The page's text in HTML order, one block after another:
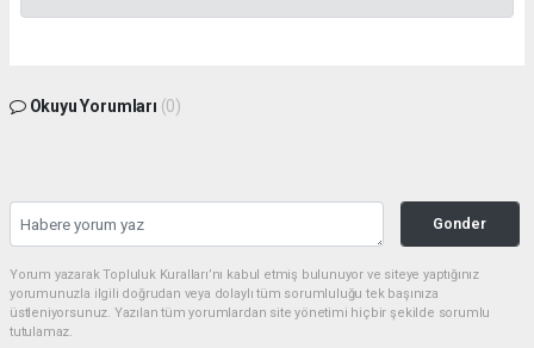
Okuyu Yorumları (0)
Gonder
Yorum yazarak Topluluk Kuralları’nı kabul etmiş bulunuyor ve siteye yaptığınız
yorumunuzla ilgili doğrudan veya dolaylı tüm sorumluluğu tek başınıza
üstleniyorsunuz. Yazılan tüm yorumlardan site yönetimi hiçbir şekilde sorumlu
tutulamaz.